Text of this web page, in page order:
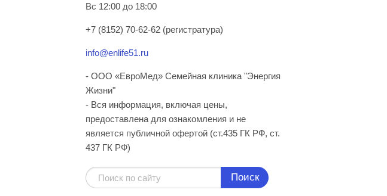
Вс 12:00 до 18:00
+7 (8152) 70-62-62 (регистратура)
info@enlife51.ru
- ООО «ЕвроМед» Семейная клиника "Энергия
Жизни"
- Вся информация, включая цены,
предоставлена для ознакомления и не
является публичной офертой (ст.435 ГК РФ, cт.
437 ГК РФ)
Поиск